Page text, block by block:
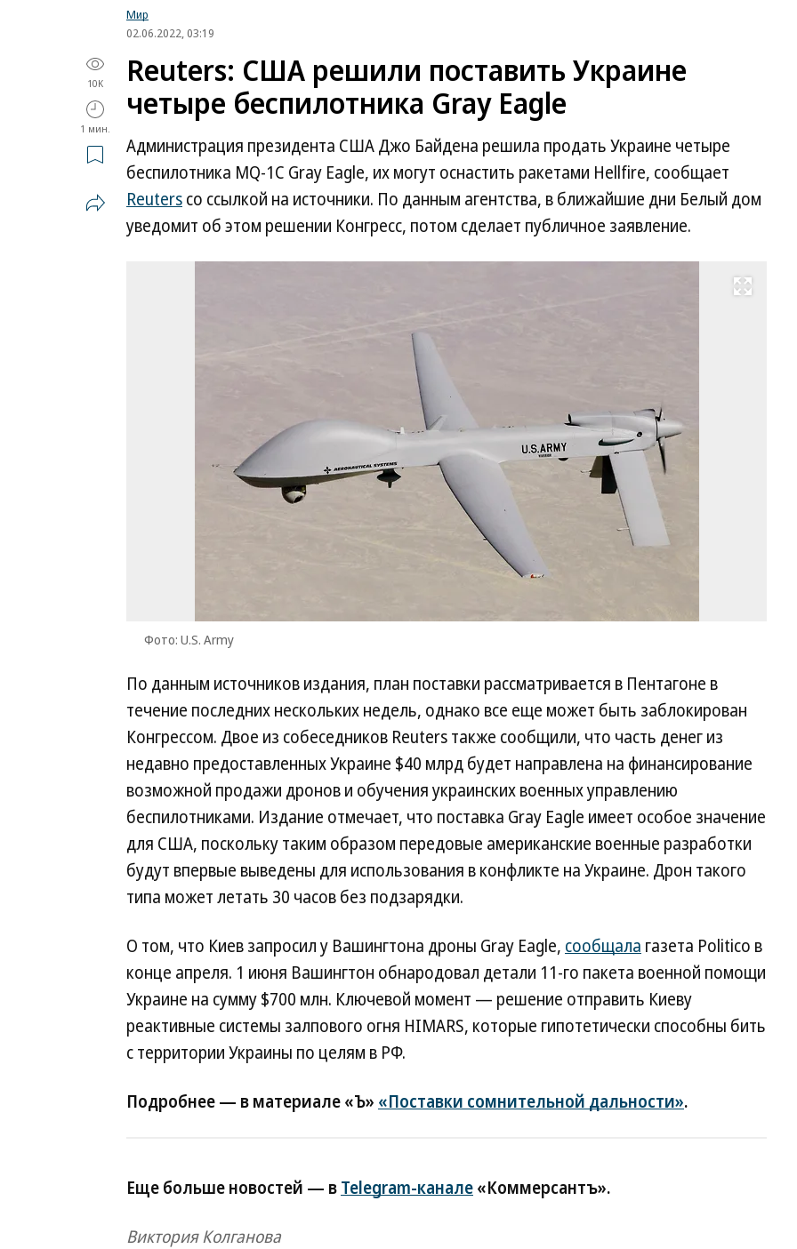
Мир
02.06.2022, 03:19
10K
1 мин.
Reuters: США решили поставить Украине
четыре беспилотника Gray Eagle
Администрация президента США Джо Байдена решила продать Украине четыре
беспилотника MQ-1C Gray Eagle, их могут оснастить ракетами Hellfire, сообщает
Reutersсо ссылкой на источники. По данным агентства, в ближайшие дни Белый дом
уведомит об этом решении Конгресс, потом сделает публичное заявление.
Развернуть на весь экран
Фото: U.S. Army
По данным источников издания, план поставки рассматривается в Пентагоне в
течение последних нескольких недель, однако все еще может быть заблокирован
Конгрессом. Двое из собеседников Reuters также сообщили, что часть денег из
недавно предоставленных Украине $40 млрд будет направлена на финансирование
возможной продажи дронов и обучения украинских военных управлению
беспилотниками. Издание отмечает, что поставка Gray Eagle имеет особое значение
для США, поскольку таким образом передовые американские военные разработки
будут впервые выведены для использования в конфликте на Украине. Дрон такого
типа может летать 30 часов без подзарядки.
О том, что Киев запросил у Вашингтона дроны Gray Eagle, сообщала газета Politico в
конце апреля. 1 июня Вашингтон обнародовал детали 11-го пакета военной помощи
Украине на сумму $700 млн. Ключевой момент — решение отправить Киеву
реактивные системы залпового огня HIMARS, которые гипотетически способны бить
с территории Украины по целям в РФ.
Подробнее — в материале «Ъ» «Поставки сомнительной дальности».
Еще больше новостей — вTelegram-канале«Коммерсантъ».
Виктория Колганова